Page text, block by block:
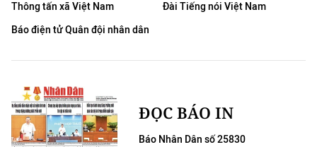
Thông tấn xã Việt Nam
Đài Tiếng nói Việt Nam
Báo điện tử Quân đội nhân dân
ĐỌC BÁO IN
Báo Nhân Dân số 25830